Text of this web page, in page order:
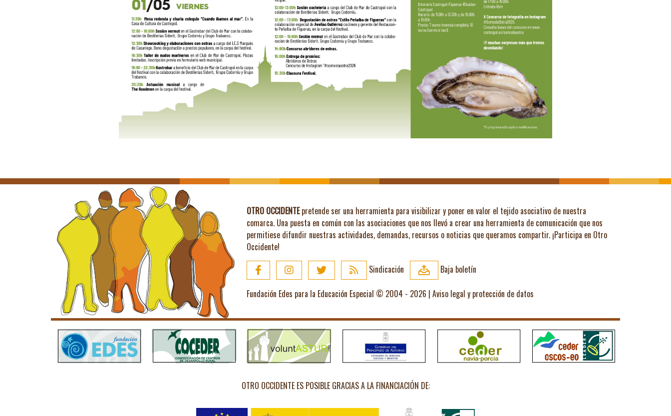
OTRO OCCIDENTEpretende ser una herramienta para visibilizar y poner en valor el tejido asociativo de nuestra
comarca. Una puesta en común con las asociaciones que nos llevó a crear una herramienta de comunicación que nos
permitiese difundir nuestras actividades, demandas, recursos o noticias que queramos compartir. ¡Participa en Otro
Occidente!
Sindicación
Baja boletín
Fundación Edes para la Educación Especial © 2004 - 2026 | Aviso legal y protección de datos
OTRO OCCIDENTE ES POSIBLE GRACIAS A LA FINANCIACIÓN DE: